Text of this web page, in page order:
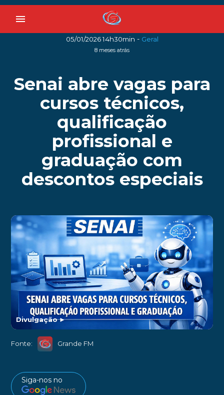
menu
05/01/2026 14h30min - Geral
8 meses atrás
Senai abre vagas para
cursos técnicos,
qualificação
profissional e
graduação com
descontos especiais
Divulgação►
Fonte: Grande FM
Siga-nos no